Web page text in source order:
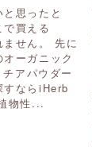
思ったと
買える
せん。 先に
ーガニック
アパウダー
すならiHerb
物性...